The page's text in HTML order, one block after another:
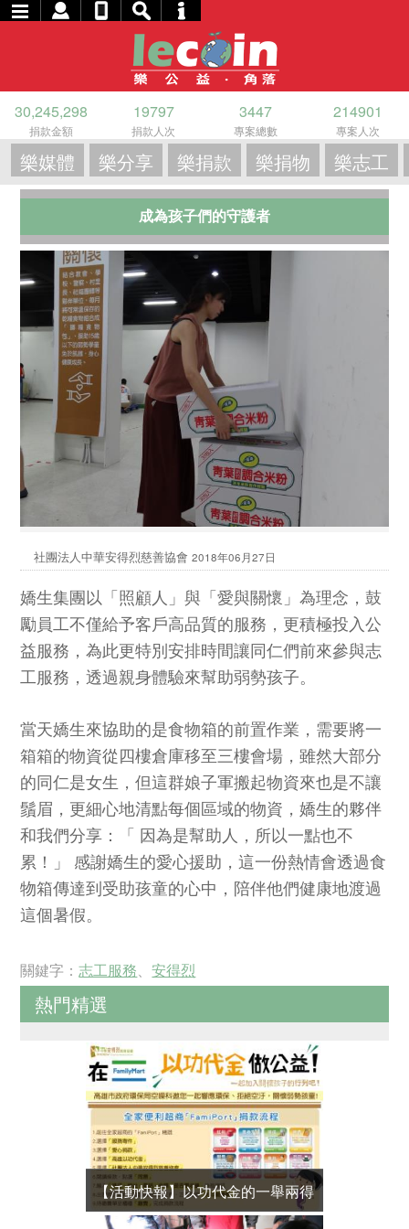
30,245,298
捐款金額
19797
捐款人次
3447
專案總數
214901
專案人次
樂媒體 樂分享 樂捐款 樂捐物 樂志工
成為孩子們的守護者
社團法人中華安得烈慈善協會2018年06月27日
嬌生集團以「照顧人」與「愛與關懷」為理念，鼓
勵員工不僅給予客戶高品質的服務，更積極投入公
益服務，為此更特別安排時間讓同仁們前來參與志
工服務，透過親身體驗來幫助弱勢孩子。
當天嬌生來協助的是食物箱的前置作業，需要將一
箱箱的物資從四樓倉庫移至三樓會場，雖然大部分
的同仁是女生，但這群娘子軍搬起物資來也是不讓
鬚眉，更細心地清點每個區域的物資，嬌生的夥伴
和我們分享：「 因為是幫助人，所以一點也不
累！」 感謝嬌生的愛心援助，這一份熱情會透過食
物箱傳達到受助孩童的心中，陪伴他們健康地渡過
這個暑假。
關鍵字：志工服務、安得烈
熱門精選
【活動快報】以功代金的一舉兩得